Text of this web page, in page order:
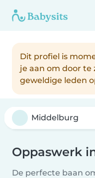
Dit profiel is
je aan om door te
geweldige leden
Oppaswerk
De perfecte baan